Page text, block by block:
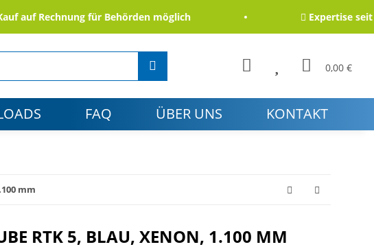
auf Rechnung für Behörden möglich Expertise seit
0,00 €
FAQ ÜBER UNS KONTAKT
mm
RTK 5, BLAU, XENON, 1.100 MM